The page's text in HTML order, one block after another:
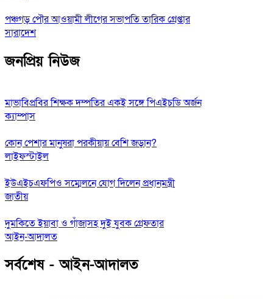
পঞ্চগড় পৌর আওয়ামী লীগের সভাপতি তারিক গ্রেপ্তার
সারাদেশ
জনপ্রিয় নিউজ
মাভাবিপ্রবির শিক্ষক দম্পতির একই সঙ্গে পিএইচডি অর্জন
ক্যাম্পাস
কোন পেশার মানুষরা পরকীয়ায় বেশি জড়ান?
লাইফস্টাইল
ইউএইচএফপিও সম্মেলনে যোগ দিলেন প্রধানমন্ত্রী
জাতীয়
দুমকিতে ইয়াবা ও গাঁজাসহ দুই যুবক গ্রেফতার
আইন-আদালত
সর্বশেষ - আইন-আদালত